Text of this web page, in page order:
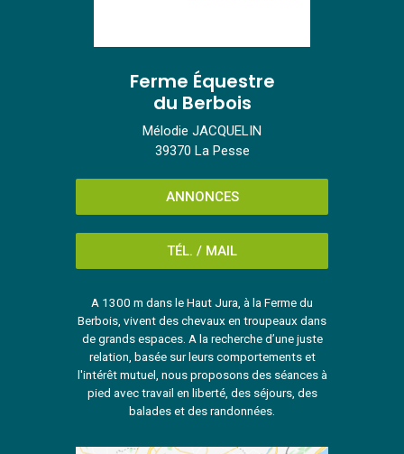
Ferme Équestre
du Berbois
Mélodie JACQUELIN
39370 La Pesse
ANNONCES
TÉL. / MAIL
A 1300 m dans le Haut Jura, à la Ferme du
Berbois, vivent des chevaux en troupeaux dans
de grands espaces. A la recherche d’une juste
relation, basée sur leurs comportements et
l'intérêt mutuel, nous proposons des séances à
pied avec travail en liberté, des séjours, des
balades et des randonnées.